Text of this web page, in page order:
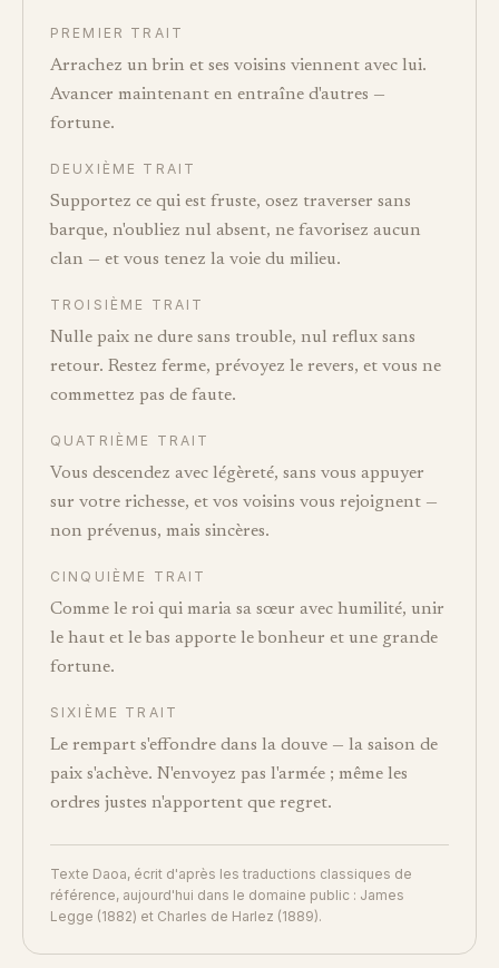
PREMIER TRAIT
Arrachez un brin et ses voisins viennent avec lui.
Avancer maintenant en entraîne d'autres —
fortune.
DEUXIÈME TRAIT
Supportez ce qui est fruste, osez traverser sans
barque, n'oubliez nul absent, ne favorisez aucun
clan — et vous tenez la voie du milieu.
TROISIÈME TRAIT
Nulle paix ne dure sans trouble, nul reflux sans
retour. Restez ferme, prévoyez le revers, et vous ne
commettez pas de faute.
QUATRIÈME TRAIT
Vous descendez avec légèreté, sans vous appuyer
sur votre richesse, et vos voisins vous rejoignent —
non prévenus, mais sincères.
CINQUIÈME TRAIT
Comme le roi qui maria sa sœur avec humilité, unir
le haut et le bas apporte le bonheur et une grande
fortune.
SIXIÈME TRAIT
Le rempart s'effondre dans la douve — la saison de
paix s'achève. N'envoyez pas l'armée ; même les
ordres justes n'apportent que regret.
Texte Daoa, écrit d'après les traductions classiques de
référence, aujourd'hui dans le domaine public : James
Legge (1882) et Charles de Harlez (1889).